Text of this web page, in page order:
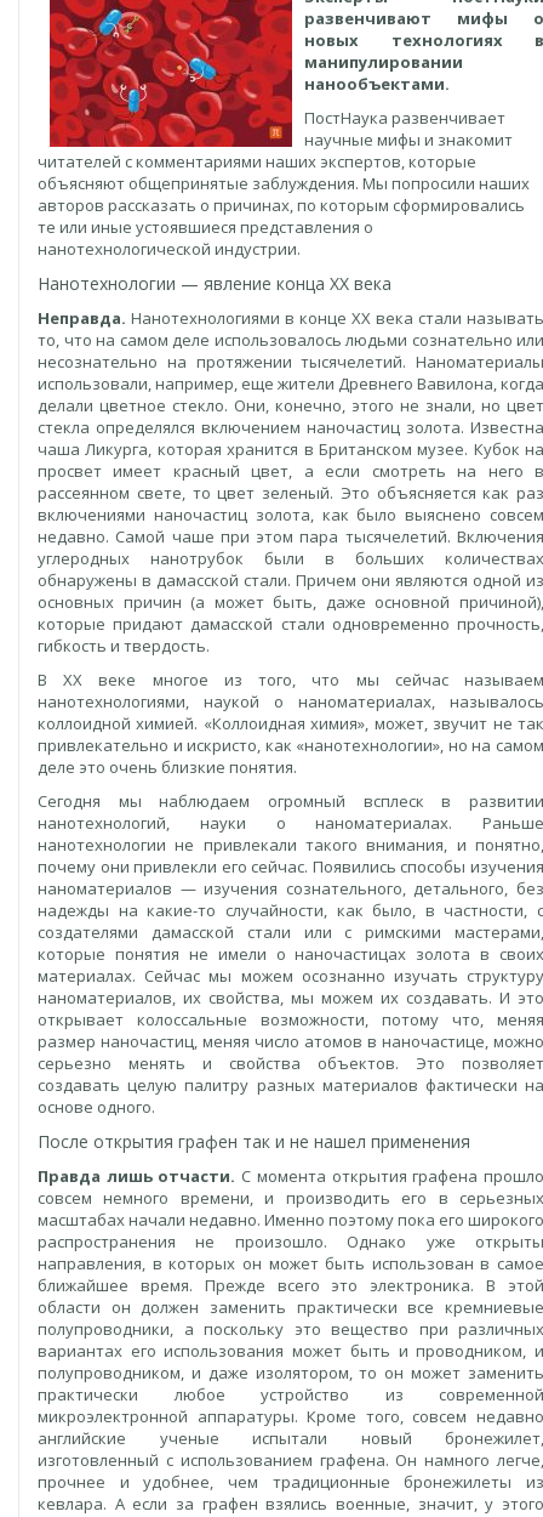
развенчивают мифы о
новых технологиях в
манипулировании
нанообъектами.
ПостНаука развенчивает
научные мифы и знакомит
читателей с комментариями наших экспертов, которые
объясняют общепринятые заблуждения. Мы попросили наших
авторов рассказать о причинах, по которым сформировались
те или иные устоявшиеся представления о
нанотехнологической индустрии.
Нанотехнологии — явление конца XX века
Неправда. Нанотехнологиями в конце XX века стали называть
то, что на самом деле использовалось людьми сознательно или
несознательно на протяжении тысячелетий. Наноматериалы
использовали, например, еще жители Древнего Вавилона, когда
делали цветное стекло. Они, конечно, этого не знали, но цвет
стекла определялся включением наночастиц золота. Известна
чаша Ликурга, которая хранится в Британском музее. Кубок на
просвет имеет красный цвет, а если смотреть на него в
рассеянном свете, то цвет зеленый. Это объясняется как раз
включениями наночастиц золота, как было выяснено совсем
недавно. Самой чаше при этом пара тысячелетий. Включения
углеродных нанотрубок были в больших количествах
обнаружены в дамасской стали. Причем они являются одной из
основных причин (а может быть, даже основной причиной),
которые придают дамасской стали одновременно прочность,
гибкость и твердость.
В XX веке многое из того, что мы сейчас называем
нанотехнологиями, наукой о наноматериалах, называлось
коллоидной химией. «Коллоидная химия», может, звучит не так
привлекательно и искристо, как «нанотехнологии», но на самом
деле это очень близкие понятия.
Сегодня мы наблюдаем огромный всплеск в развитии
нанотехнологий, науки о наноматериалах. Раньше
нанотехнологии не привлекали такого внимания, и понятно,
почему они привлекли его сейчас. Появились способы изучения
наноматериалов — изучения сознательного, детального, без
надежды на какие-то случайности, как было, в частности, с
создателями дамасской стали или с римскими мастерами,
которые понятия не имели о наночастицах золота в своих
материалах. Сейчас мы можем осознанно изучать структуру
наноматериалов, их свойства, мы можем их создавать. И это
открывает колоссальные возможности, потому что, меняя
размер наночастиц, меняя число атомов в наночастице, можно
серьезно менять и свойства объектов. Это позволяет
создавать целую палитру разных материалов фактически на
основе одного.
После открытия графен так и не нашел применения
Правда лишь отчасти. С момента открытия графена
совсем немного времени, и производить его в серьезных
масштабах начали недавно. Именно поэтому пока его широкого
распространения не произошло. Однако уже открыты
направления, в которых он может быть использован в самое
ближайшее время. Прежде всего это электроника. В этой
области он должен заменить практически все кремниевые
полупроводники, а поскольку это вещество при различных
вариантах его использования может быть и проводником, и
полупроводником, и даже изолятором, то он может заменить
практически любое устройство из современной
микроэлектронной аппаратуры. Кроме того, совсем недавно
английские ученые испытали новый бронежилет,
изготовленный с использованием графена. Он намного легче,
прочнее и удобнее, чем традиционные бронежилеты из
кевлара. А если за графен взялись военные, значит, у этого